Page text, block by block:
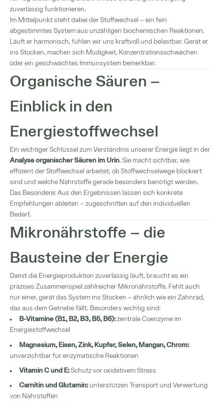
zuverlässig funktionieren.
Im Mittelpunkt steht dabei der Stoffwechsel – ein fein
abgestimmtes System aus unzähligen biochemischen Reaktionen.
Läuft er harmonisch, fühlen wir uns kraftvoll und belastbar. Gerät er
ins Stocken, machen sich Müdigkeit, Konzentrationsschwächen
oder ein geschwächtes Immunsystem bemerkbar.
Organische Säuren –
Einblick in den
Energiestoffwechsel
Ein wichtiger Schlüssel zum Verständnis unserer Energie liegt in der
Analyse organischer Säuren im Urin. Sie macht sichtbar, wie
effizient der Stoffwechsel arbeitet, ob Stoffwechselwege blockiert
sind und welche Nährstoffe gerade besonders benötigt werden.
Das Besondere: Aus den Ergebnissen lassen sich konkrete
Empfehlungen ableiten – zugeschnitten auf den individuellen
Bedarf.
Mikronährstoffe – die
Bausteine der Energie
Damit die Energieproduktion zuverlässig läuft, braucht es ein
präzises Zusammenspiel zahlreicher Mikronährstoffe. Fehlt auch
nur einer, gerät das System ins Stocken – ähnlich wie ein Zahnrad,
das aus dem Getriebe fällt. Besonders wichtig sind:
B-Vitamine (B1, B2, B3, B5, B6):zentrale Coenzyme im
Energiestoffwechsel
Magnesium, Eisen, Zink, Kupfer, Selen, Mangan, Chrom:
unverzichtbar für enzymatische Reaktionen
Vitamin C und E:Schutz vor oxidativem Stress
Carnitin und Glutamin:unterstützen Transport und Verwertung
von Nährstoffen